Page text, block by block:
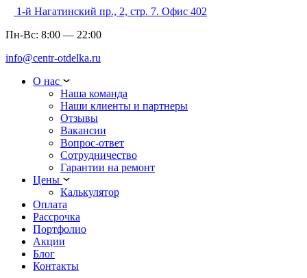
1-й Нагатинский пр., 2, стр. 7. Офис 402
Пн-Вс: 8:00 — 22:00
info@centr-otdelka.ru
О нас
Наша команда
Наши клиенты и партнеры
Отзывы
Вакансии
Вопрос-ответ
Сотрудничество
Гарантии на ремонт
Цены
Калькулятор
Оплата
Рассрочка
Портфолио
Акции
Блог
Контакты